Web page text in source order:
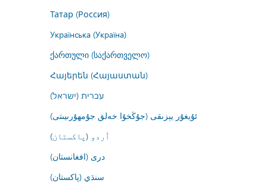
Татар (Россия)
Українська (Україна)
ქართული (საქართველო)
Հայերեն (Հայաստան)
עברית (ישראל)
ئۇيغۇر يېزىقى (جۇڭخۇا خەلق جۇمھۇرىيىتى)
اُردو (پاکستان)
درى (افغانستان)
سنڌي (پاکستان)